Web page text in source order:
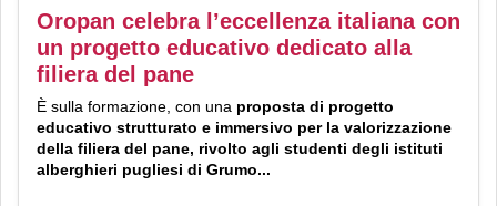
Oropan celebra l’eccellenza italiana con
un progetto educativo dedicato alla
filiera del pane
È sulla formazione, con una proposta di progetto
educativo strutturato e immersivo per la valorizzazione
della filiera del pane, rivolto agli studenti degli istituti
alberghieri pugliesi di Grumo...